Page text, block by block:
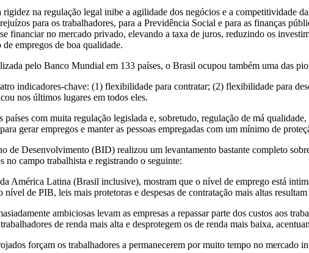
rigidez na regulação legal inibe a agilidade dos negócios e a competitividade
para os trabalhadores, para a Previdência Social e para as finanças
financiar no mercado privado, elevando a taxa de juros, reduzindo os
de empregos de boa qualidade.
pelo Banco Mundial em 133 países, o Brasil ocupou também uma das
indicadores-chave: (1) flexibilidade para contratar; (2) flexibilidade para
nos últimos lugares em todos eles.
países com muita regulação legislada e, sobretudo, regulação de má
gerar empregos e manter as pessoas empregadas com um mínimo de
de Desenvolvimento (BID) realizou um levantamento bastante completo
no campo trabalhista e registrando o seguinte:
América Latina (Brasil inclusive), mostram que o nível de emprego está
nível de PIB, leis mais protetoras e despesas de contratação mais altas
ambiciosas levam as empresas a repassar parte dos custos aos
de renda mais alta e desprotegem os de renda mais baixa,
forçam os trabalhadores a permanecerem por muito tempo no mercado